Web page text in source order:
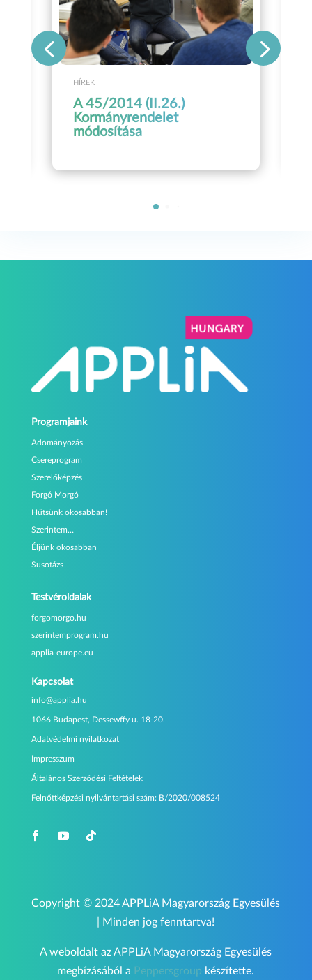
HÍREK
A 45/2014 (II.26.)
Kormányrendelet
módosítása
Programjaink
Adományozás
Csereprogram
Szerelőképzés
Forgó Morgó
Hűtsünk okosabban!
Szerintem…
Éljünk okosabban
Susotázs
Testvéroldalak
forgomorgo.hu
szerintemprogram.hu
applia-europe.eu
Kapcsolat
info@applia.hu
1066 Budapest, Dessewffy u. 18-20.
Adatvédelmi nyilatkozat
Impresszum
Általános Szerződési Feltételek
Felnőttképzési nyilvántartási szám:B/2020/008524
Copyright © 2024 APPLiA Magyarország Egyesülés
| Minden jog fenntartva!
A weboldalt az APPLiA Magyarország Egyesülés
megbízásából a Peppersgroup készítette.